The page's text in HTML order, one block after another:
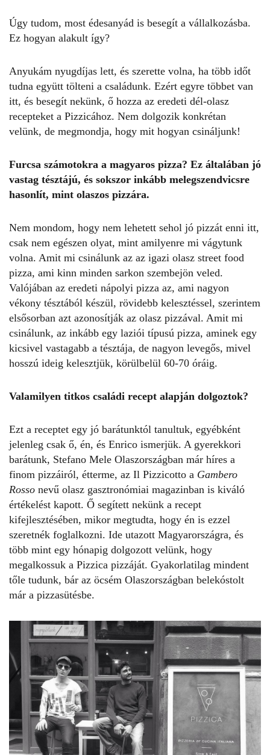
Úgy tudom, most édesanyád is besegít a vállalkozásba.
Ez hogyan alakult így?
Anyukám nyugdíjas lett, és szerette volna, ha több időt
tudna együtt tölteni a családunk. Ezért egyre többet van
itt, és besegít nekünk, ő hozza az eredeti dél-olasz
recepteket a Pizzicához. Nem dolgozik konkrétan
velünk, de megmondja, hogy mit hogyan csináljunk!
Furcsa számotokra a magyaros pizza? Ez általában jó
vastag tésztájú, és sokszor inkább melegszendvicsre
hasonlít, mint olaszos pizzára.
Nem mondom, hogy nem lehetett sehol jó pizzát enni itt,
csak nem egészen olyat, mint amilyenre mi vágytunk
volna. Amit mi csinálunk az az igazi olasz street food
pizza, ami kinn minden sarkon szembejön veled.
Valójában az eredeti nápolyi pizza az, ami nagyon
vékony tésztából készül, rövidebb kelesztéssel, szerintem
elsősorban azt azonosítják az olasz pizzával. Amit mi
csinálunk, az inkább egy laziói típusú pizza, aminek egy
kicsivel vastagabb a tésztája, de nagyon levegős, mivel
hosszú ideig kelesztjük, körülbelül 60-70 óráig.
Valamilyen titkos családi recept alapján dolgoztok?
Ezt a receptet egy jó barátunktól tanultuk, egyébként
jelenleg csak ő, én, és Enrico ismerjük. A gyerekkori
barátunk, Stefano Mele Olaszországban már híres a
finom pizzáiról, étterme, az Il Pizzicotto a Gambero
Rosso nevű olasz gasztronómiai magazinban is kiváló
értékelést kapott. Ő segített nekünk a recept
kifejlesztésében, mikor megtudta, hogy én is ezzel
szeretnék foglalkozni. Ide utazott Magyarországra, és
több mint egy hónapig dolgozott velünk, hogy
megalkossuk a Pizzica pizzáját. Gyakorlatilag mindent
tőle tudunk, bár az öcsém Olaszországban belekóstolt
már a pizzasütésbe.